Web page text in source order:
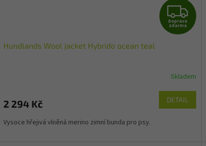
Z
D
R
M
A
Doprava
zdarma
Hundlands Wool jacket Hybrido ocean teal
Skladem
2 294 Kč DETAIL
Vysoce hřejivá vlněná merino zimní bunda pro psy.